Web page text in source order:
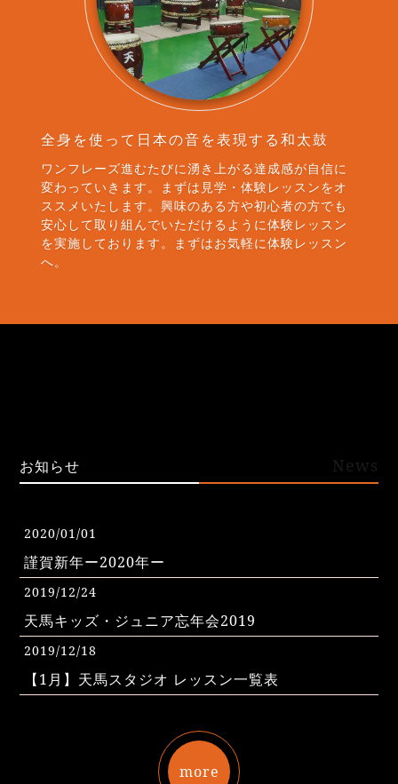
全身を使って日本の音を表現する和太鼓
ワンフレーズ進むたびに湧き上がる達成感が自信に
変わっていきます。まずは見学・体験レッスンをオ
ススメいたします。興味のある方や初心者の方でも
安心して取り組んでいただけるように体験レッスン
を実施しております。まずはお気軽に体験レッスン
へ。
お知らせ News
2020/01/01
謹賀新年ー2020年ー
2019/12/24
天馬キッズ・ジュニア忘年会2019
2019/12/18
【1月】天馬スタジオ レッスン一覧表
more